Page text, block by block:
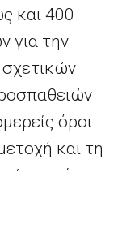
και 400
για την
όροι
και τη
κατά τις